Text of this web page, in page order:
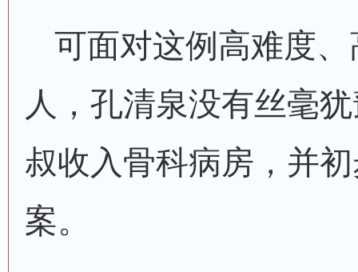
可面对这例高难度
人，孔清泉没有丝毫
叔收入骨科病房，并
案。